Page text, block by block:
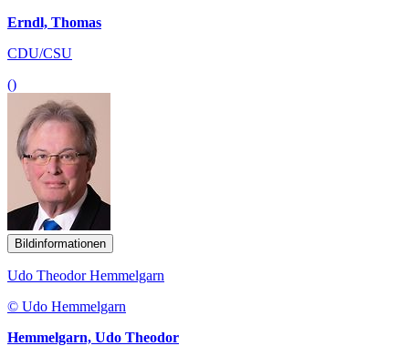
Erndl, Thomas
CDU/CSU
()
Bildinformationen
Udo Theodor Hemmelgarn
© Udo Hemmelgarn
Hemmelgarn, Udo Theodor